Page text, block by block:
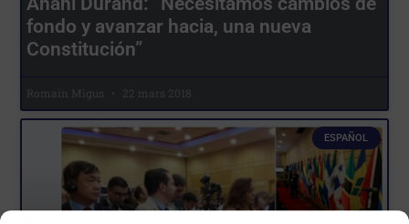
fondo y avanzar hacia, una nueva
Constitución”
Romain Migus 22 mars 2018
ESPAÑOL